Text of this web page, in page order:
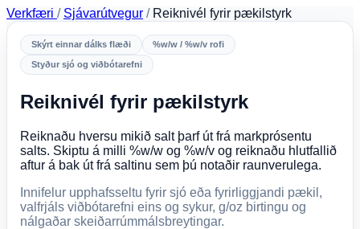
Verkfæri / Sjávarútvegur / Reiknivél fyrir pækilstyrk
Skýrt einnar dálks flæði %w/w / %w/v rofi
Styður sjó og viðbótarefni
Reiknivél fyrir pækilstyrk
Reiknaðu hversu mikið salt þarf út frá markprósentu
salts. Skiptu á milli %w/w og %w/v og reiknaðu hlutfallið
aftur á bak út frá saltinu sem þú notaðir raunverulega.
Innifelur upphafsseltu fyrir sjó eða fyrirliggjandi pækil,
valfrjáls viðbótarefni eins og sykur, g/oz birtingu og
nálgaðar skeiðarrúmmálsbreytingar.